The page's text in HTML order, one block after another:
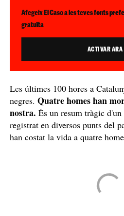
Afegeix El Caso a les teves fonts
gratuïta
ACTIVAR
Les últimes 100 hores a
negres. Quatre homes han
nostra. És un resum tràgic d'un
registrat en diversos punts del
han costat la vida a quatre